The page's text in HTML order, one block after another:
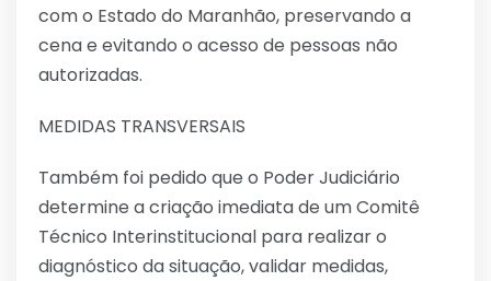
com o Estado do Maranhão, preservando a
cena e evitando o acesso de pessoas não
autorizadas.
MEDIDAS TRANSVERSAIS
Também foi pedido que o Poder Judiciário
determine a criação imediata de um Comitê
Técnico Interinstitucional para realizar o
diagnóstico da situação, validar medidas,